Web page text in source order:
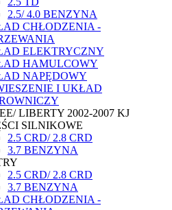
2.5/ 4.0 BENZYNA
CHŁODZENIA -
ELEKTRYCZNY
HAMULCOWY
NAPĘDOWY
I UKŁAD
LIBERTY 2002-2007 KJ
SILNIKOWE
2.5 CRD/ 2.8 CRD
3.7 BENZYNA
2.5 CRD/ 2.8 CRD
3.7 BENZYNA
CHŁODZENIA -